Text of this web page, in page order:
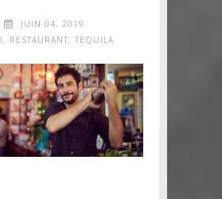
JUIN 04, 2019
, RESTAURANT, TEQUILA